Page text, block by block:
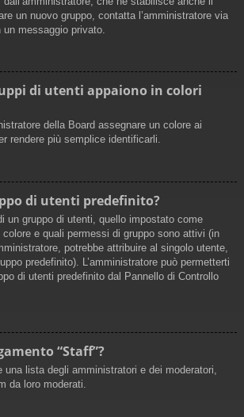
un nuovo gruppo, contatta l’amministratore via
messaggio privato.
di utenti appaiono in colori
della Board assegnare un colore ai
rendere più semplice identificarli.
di utenti predefinito?
un gruppo di utenti, quello impostato come
e quali permessi di gruppo sono attivi (in
potrebbe attribuire al singolo utente,
predefinito). L’amministratore può permetterti
di utenti predefinito dal Pannello di Controllo
“Staff”?
una lista degli amministratori e dei moderatori,
da loro moderati.